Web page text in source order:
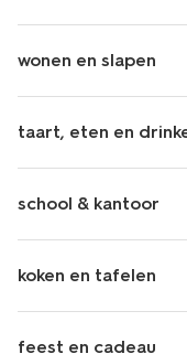
wonen en slapen
taart, eten en
school & kantoor
koken en tafelen
feest en cadeau